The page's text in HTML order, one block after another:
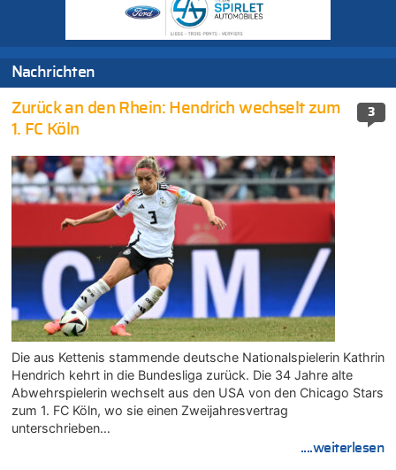
Nachrichten
3
Zurück an den Rhein: Hendrich wechselt zum
1. FC Köln
Die aus Kettenis stammende deutsche Nationalspielerin Kathrin
Hendrich kehrt in die Bundesliga zurück. Die 34 Jahre alte
Abwehrspielerin wechselt aus den USA von den Chicago Stars
zum 1. FC Köln, wo sie einen Zweijahresvertrag
unterschrieben…
....weiterlesen